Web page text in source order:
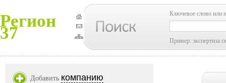
Регион
37
Ключевое слово или
Пример: экспертиза
Добавить компанию